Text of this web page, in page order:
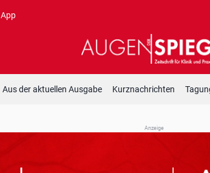
App
Aus der aktuellen Ausgabe Kurznachrichten
Anzeige